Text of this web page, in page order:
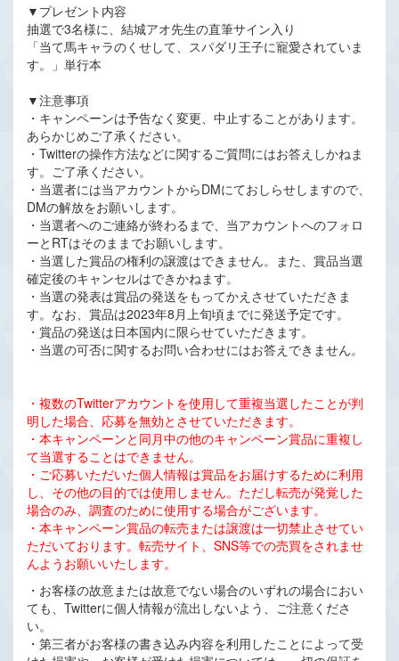
▼プレゼント内容
抽選で3名様に、結城アオ先生の直筆サイン入り
「当て馬キャラのくせして、スパダリ王子に寵愛されていま
す。」単行本
▼注意事項
・キャンペーンは予告なく変更、中止することがあります。
あらかじめご了承ください。
・Twitterの操作方法などに関するご質問にはお答えしかねま
す。ご了承ください。
・当選者には当アカウントからDMにておしらせしますので、
DMの解放をお願いします。
・当選者へのご連絡が終わるまで、当アカウントへのフォロ
ーとRTはそのままでお願いします。
・当選した賞品の権利の譲渡はできません。また、賞品当選
確定後のキャンセルはできかねます。
・当選の発表は賞品の発送をもってかえさせていただきま
す。なお、賞品は2023年8月上旬頃までに発送予定です。
・賞品の発送は日本国内に限らせていただきます。
・当選の可否に関するお問い合わせにはお答えできません。
・複数のTwitterアカウントを使用して重複当選したことが判
明した場合、応募を無効とさせていただきます。
・本キャンペーンと同月中の他のキャンペーン賞品に重複し
て当選することはできません。
・ご応募いただいた個人情報は賞品をお届けするために利用
し、その他の目的では使用しません。ただし転売が発覚した
場合のみ、調査のために使用する場合がございます。
・本キャンペーン賞品の転売または譲渡は一切禁止させてい
ただいております。転売サイト、SNS等での売買をされませ
んようお願いいたします。
・お客様の故意または故意でない場合のいずれの場合におい
ても、Twitterに個人情報が流出しないよう、ご注意くださ
い。
・第三者がお客様の書き込み内容を利用したことによって受